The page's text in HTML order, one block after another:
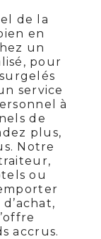
de la
en
un
pour
service
à
de
plus,
Notre
ou
accrus.